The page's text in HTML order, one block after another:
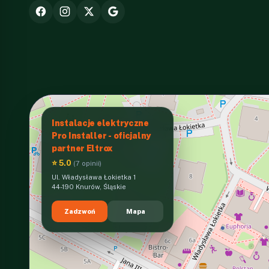
Instalacje elektryczne
Pro Installer - oficjalny
partner Eltrox
⭐ 5.0 (7 opinii)
Ul. Władysława Łokietka 1
44-190 Knurów, Śląskie
Zadzwoń Mapa